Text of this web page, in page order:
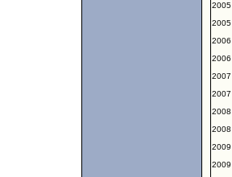
2005
2005
2006
2006
2007
2007
2008
2008
2009
2009